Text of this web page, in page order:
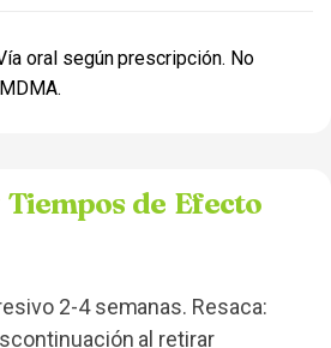
oral según prescripción. No
de Efecto
2-4 semanas. Resaca:
al retirar